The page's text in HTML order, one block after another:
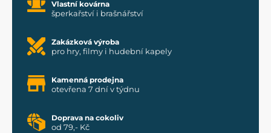
Vlastní kovárna
šperkařství i brašnářství
Zakázková výroba
pro hry, filmy i hudební kapely
Kamenná prodejna
otevřena 7 dní v týdnu
Doprava na cokoliv
od 79,- Kč